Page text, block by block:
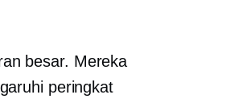
besar. Mereka
peringkat